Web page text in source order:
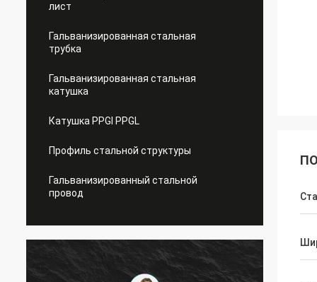
лист
Гальванизированная стальная
трубка
Гальванизированная стальная
катушка
Катушка PPGI PPGL
Профиль стальной структуры
Гальванизированный стальной
провод